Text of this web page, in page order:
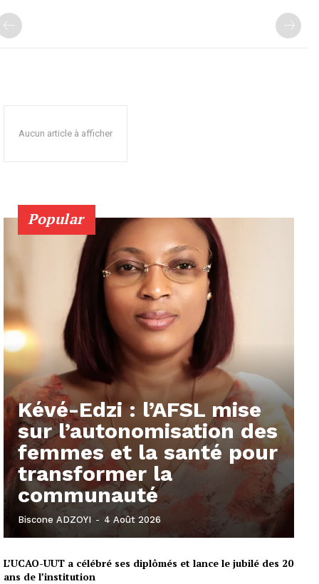
Aucun article à afficher
Popular
Kévé-Edzi : l’AFSL mise
sur l’autonomisation des
femmes et la santé pour
transformer la
communauté
Biscone ADZOYI - 4 Août 2026
L’UCAO-UUT a célébré ses diplômés et lance le jubilé des 20
ans de l’institution